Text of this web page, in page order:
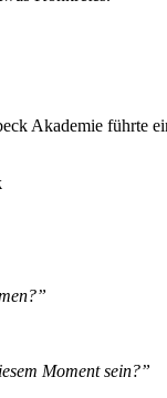
Akademie führte
Moment sein?”